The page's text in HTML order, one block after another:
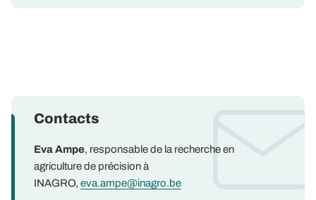
Contacts
Eva Ampe, responsable de la recherche en
agriculture de précision à
INAGRO, eva.ampe@inagro.be